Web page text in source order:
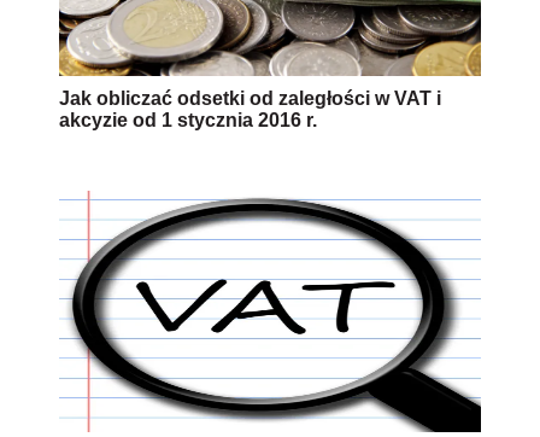
Jak obliczać odsetki od zaległości w VAT i
akcyzie od 1 stycznia 2016 r.